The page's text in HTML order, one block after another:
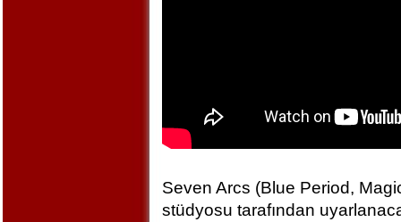
Seven Arcs (Blue Period,
stüdyosu tarafından